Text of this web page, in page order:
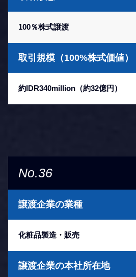
100％株式譲渡
取引規模（100%株式価値）
約IDR340million（約32億円）
No.36
譲渡企業の業種
化粧品製造・販売
譲渡企業の本社所在地